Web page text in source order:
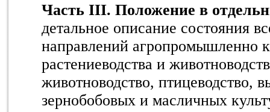
Часть III. Положение в
детальное описание состояния
направлений агропромышленно
растениеводства и
животноводство, птицеводство,
зернобобовых и масличных